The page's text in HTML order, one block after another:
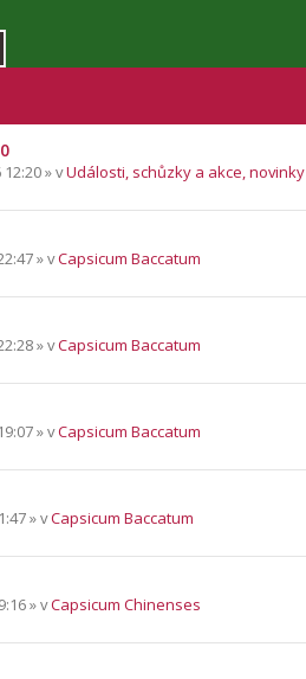
12:20 » vUdálosti, schůzky a akce, novinky
» vCapsicum Baccatum
» vCapsicum Baccatum
» vCapsicum Baccatum
» vCapsicum Baccatum
» vCapsicum Chinenses